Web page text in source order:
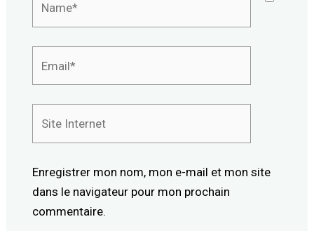
Enregistrer mon nom, mon e-mail et mon site
dans le navigateur pour mon prochain
commentaire.